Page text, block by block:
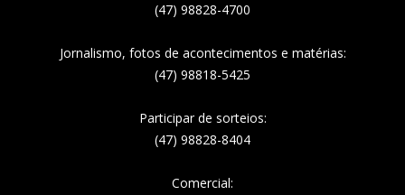
(47) 98828-4700
Jornalismo, fotos de acontecimentos e matérias:
(47) 98818-5425
Participar de sorteios:
(47) 98828-8404
Comercial: